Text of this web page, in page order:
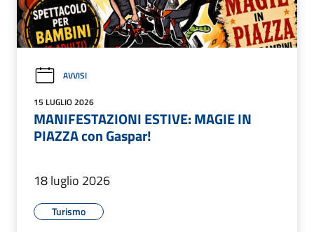
AVVISI
15 LUGLIO 2026
MANIFESTAZIONI ESTIVE: MAGIE IN
PIAZZA con Gaspar!
18 luglio 2026
Turismo